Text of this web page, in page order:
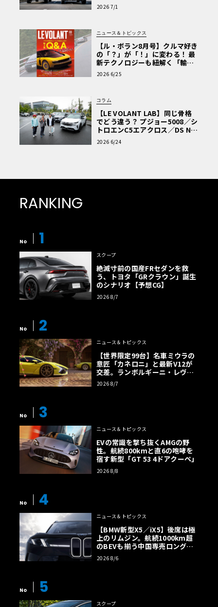
極的アプローチ」
2026 7/1
ニュース＆トピックス
【ル・ボラン8月号】クルマ好き
の「？」が「！」に変わる！ 最
新テクノロジーも紐解く「輸入
車Q&A」
2026 6/25
コラム
【LE VOLANT LAB】同じ骨格
でどう違う？ プジョー5008／シ
トロエンC5エアクロス／DS Nº4
読者一気乗りレポート
2026 6/24
RANKING
No 1
スクープ
絶滅寸前の国産FRセダンを救
う、トヨタ「GRクラウン」誕生
のシナリオ【予想CG】
2026 8/7
No 2
ニュース＆トピックス
【世界限定99台】名車ミウラの
意匠「カネロニ」と最新V12が
交差。ランボルギーニ・レヴエ
ルトに60周年記念車が登場
2026 8/7
No 3
ニュース＆トピックス
EVの常識を撃ち抜くAMGの野
性。航続800kmと直6の咆哮を
宿す新型「GT 53 4ドアクーペ」
2026 8/8
No 4
ニュース＆トピックス
【BMW新型X5／iX5】後席は極
上のリムジン。航続1000km超
のBEVも揃う中国専売ロング仕
様の全貌
2026 8/6
No 5
スクープ